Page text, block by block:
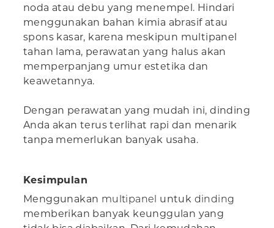
noda atau debu yang menempel. Hindari
menggunakan bahan kimia abrasif atau
spons kasar, karena meskipun multipanel
tahan lama, perawatan yang halus akan
memperpanjang umur estetika dan
keawetannya.
Dengan perawatan yang mudah ini, dinding
Anda akan terus terlihat rapi dan menarik
tanpa memerlukan banyak usaha.
Kesimpulan
Menggunakan multipanel untuk dinding
memberikan banyak keunggulan yang